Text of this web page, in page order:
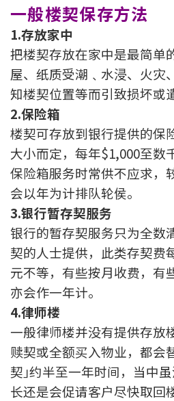
装修设计专栏
火险、家居、宠物保险
保险资讯专栏
联络我们
联络方式
网上申请按揭转介
条款及细则
私隐政策
本网页所提供资料仅作参考用途。
若因错漏而引致任何不便或损失，中原按揭
本网站采用无障碍网页设计，如有任何问题
中原地产 | 网上搵楼 |
中原工商铺
一般楼契保存方法
1.存放家中
把楼契存放在家中是最简单
屋、纸质受潮﹑水浸、火灾
知楼契位置等而引致损坏或
2.保险箱
楼契可存放到银行提供的保
大小而定，每年$1,000至数
保险箱服务时常供不应求，
会以年为计排队轮侯。
3.银行暂存契服务
银行的暂存契服务只为全数
契的人士提供，此类存契费
元不等，有些按月收费，有
亦会作一年计。
4.律师楼
一般律师楼并没有提供存放
赎契或全额买入物业，都会
契｣约半至一年时间，当中
长还是会促请客户尽快取回